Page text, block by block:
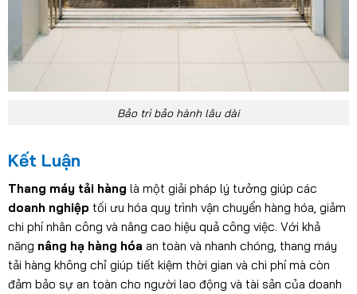
Bảo trì bảo hành lâu dài
Kết Luận
Thang máy tải hàng là một giải pháp lý tưởng giúp các
doanh nghiệp tối ưu hóa quy trình vận chuyển hàng hóa, giảm
chi phí nhân công và nâng cao hiệu quả công việc. Với khả
năng nâng hạ hàng hóa an toàn và nhanh chóng, thang máy
tải hàng không chỉ giúp tiết kiệm thời gian và chi phí mà còn
đảm bảo sự an toàn cho người lao động và tài sản của doanh